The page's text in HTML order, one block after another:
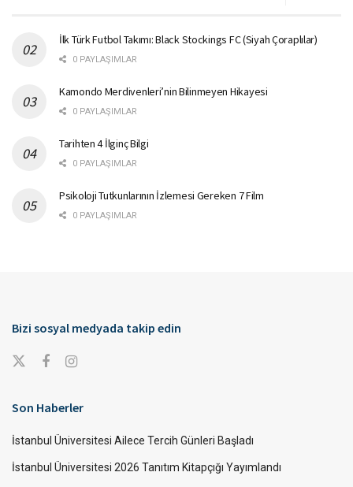
İlk Türk Futbol Takımı: Black Stockings FC (Siyah Çoraplılar)
0 PAYLAŞIMLAR
Kamondo Merdivenleri’nin Bilinmeyen Hikayesi
0 PAYLAŞIMLAR
Tarihten 4 İlginç Bilgi
0 PAYLAŞIMLAR
Psikoloji Tutkunlarının İzlemesi Gereken 7 Film
0 PAYLAŞIMLAR
Bizi sosyal medyada takip edin
Son Haberler
İstanbul Üniversitesi Ailece Tercih Günleri Başladı
İstanbul Üniversitesi 2026 Tanıtım Kitapçığı Yayımlandı